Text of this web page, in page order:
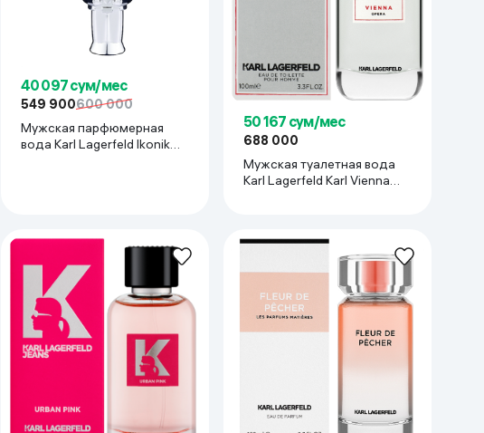
40 097 сум/мес
549 900600 000
Мужская парфюмерная
вода Karl Lagerfeld Ikonik
50 167 сум/мес
688 000
Мужская туалетная вода
Karl Lagerfeld Karl Vienna